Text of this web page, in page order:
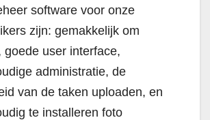
software voor onze
zijn: gemakkelijk om
goede user interface,
administratie, de
van de taken uploaden, en
te installeren foto